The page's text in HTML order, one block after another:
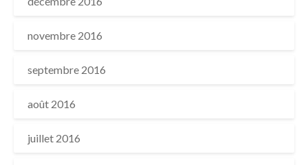
novembre 2016
septembre 2016
août 2016
juillet 2016